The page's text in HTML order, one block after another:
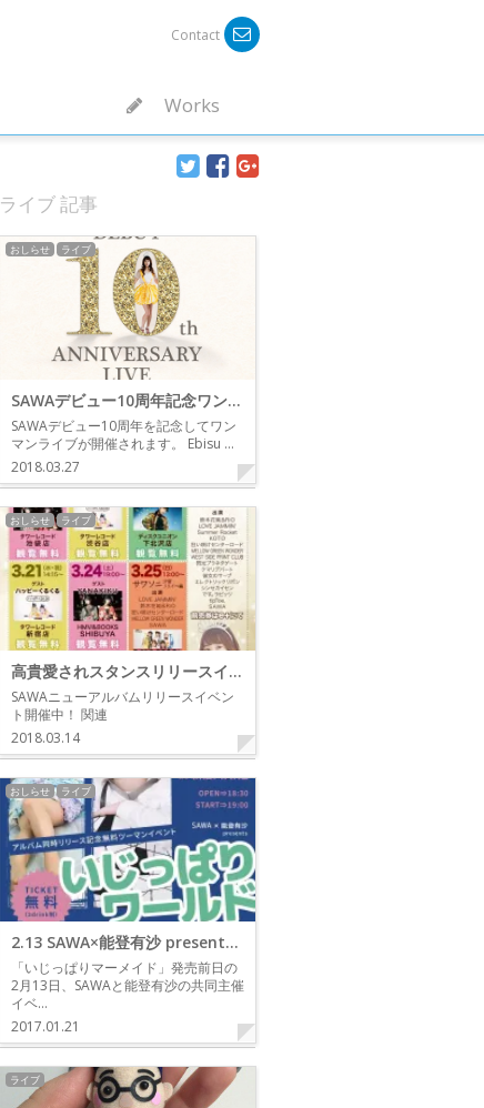
Contact
Works
ライブ 記事
おしらせ ライブ
SAWAデビュー10周年記念ワンマンライブ
SAWAデビュー10周年を記念してワン
マンライブが開催されます。 Ebisu …
2018.03.27
おしらせ ライブ
高貴愛されスタンスリリースイベント
SAWAニューアルバムリリースイベン
ト開催中！ 関連
2018.03.14
おしらせ ライブ
2.13 SAWA×能登有沙 presents アルバム同時リリース記念無料ツーマンイベント「いじっぱりワールド」
「いじっぱりマーメイド」発売前日の
2月13日、SAWAと能登有沙の共同主催
イベ…
2017.01.21
ライブ